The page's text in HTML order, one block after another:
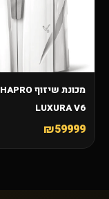
מכונת שיזוף HAPRO
LUXURA V6
₪59999